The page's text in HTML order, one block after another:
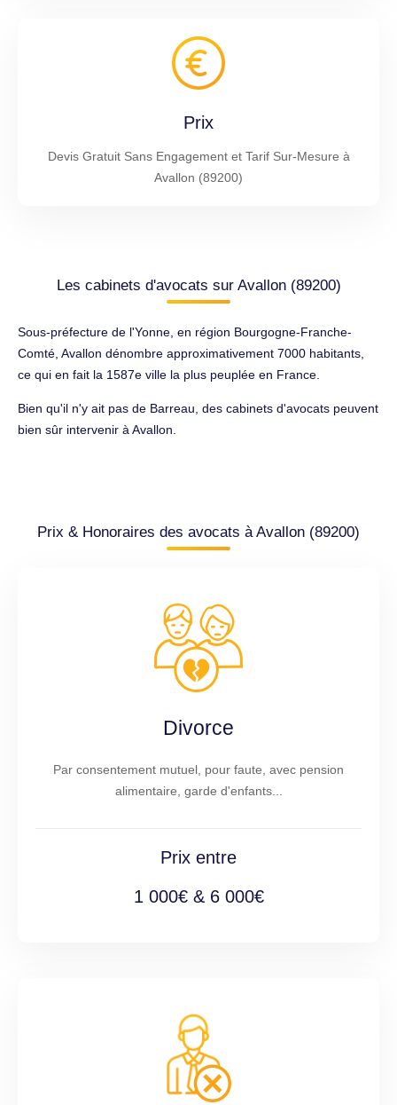
Prix
Devis Gratuit Sans Engagement et Tarif Sur-Mesure à
Avallon (89200)
Les cabinets d'avocats sur Avallon (89200)
Sous-préfecture de l'Yonne, en région Bourgogne-Franche-
Comté, Avallon dénombre approximativement 7000 habitants,
ce qui en fait la 1587e ville la plus peuplée en France.
Bien qu'il n'y ait pas de Barreau, des cabinets d'avocats peuvent
bien sûr intervenir à Avallon.
Prix & Honoraires des avocats à Avallon (89200)
Divorce
Par consentement mutuel, pour faute, avec pension
alimentaire, garde d'enfants...
Prix entre
1 000€ & 6 000€